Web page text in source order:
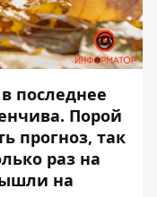
последнее
Порой
прогноз, так
раз на
на